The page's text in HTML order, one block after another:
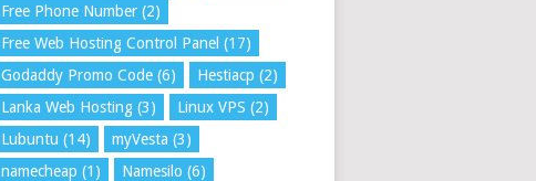
Free Phone Number (2)
Free Web Hosting Control Panel (17)
Godaddy Promo Code (6) Hestiacp (2)
Lanka Web Hosting (3) Linux VPS (2)
Lubuntu (14) myVesta (3)
namecheap (1) Namesilo (6)